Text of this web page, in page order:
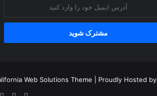
Web Solutions Theme | Proudly Hosted by